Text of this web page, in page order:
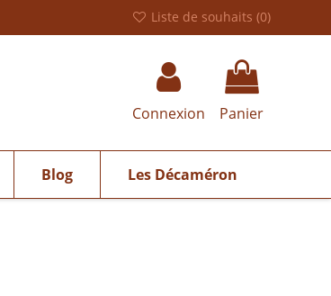
Liste de souhaits (0)
Connexion Panier
Blog Les Décaméron